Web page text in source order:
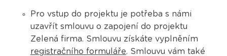
Pro vstup do projektu je potřeba s námi
uzavřít smlouvu o zapojení do projektu
Zelená firma. Smlouvu získáte vyplněním
registračního formuláře. Smlouvu vám také